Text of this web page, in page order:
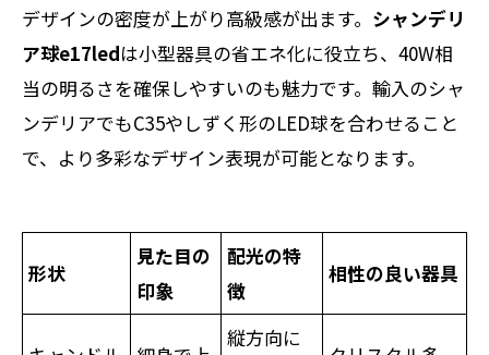
デザインの密度が上がり高級感が出ます。 シャンデリ
ア球e17ledは小型器具の省エネ化に役立ち、40W相
当の明るさを確保しやすいのも魅力です。輸入のシャ
ンデリアでもC35やしずく形のLED球を合わせること
で、より多彩なデザイン表現が可能となります。
形状
見た目の
印象
配光の特
徴
相性の良い器具
縦方向に